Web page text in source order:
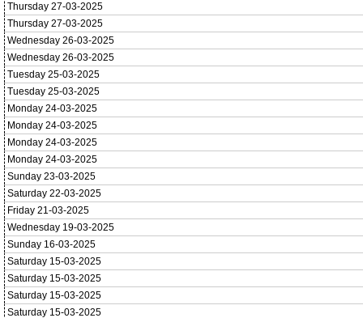
Thursday 27-03-2025
Thursday 27-03-2025
Wednesday 26-03-2025
Wednesday 26-03-2025
Tuesday 25-03-2025
Tuesday 25-03-2025
Monday 24-03-2025
Monday 24-03-2025
Monday 24-03-2025
Monday 24-03-2025
Sunday 23-03-2025
Saturday 22-03-2025
Friday 21-03-2025
Wednesday 19-03-2025
Sunday 16-03-2025
Saturday 15-03-2025
Saturday 15-03-2025
Saturday 15-03-2025
Saturday 15-03-2025